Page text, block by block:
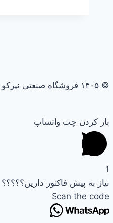
© ۱۴۰۵ فروشگاه صنعتی نیرکو - قالب وردپرس توسط
باز کردن چت واتساپ
1
نیاز به پیش فاکتور دارین؟؟؟؟؟
Scan the code